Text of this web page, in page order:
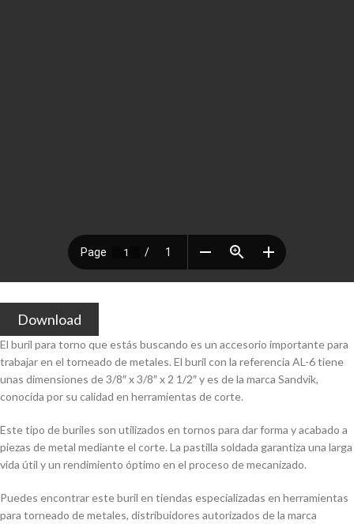
Download
El buril para torno que estás buscando es un accesorio importante para
trabajar en el torneado de metales. El buril con la referencia AL-6 tiene
unas dimensiones de 3/8″ x 3/8″ x 2 1/2″ y es de la marca Sandvik,
conocida por su calidad en herramientas de corte.
Este tipo de buriles son utilizados en tornos para dar forma y acabado a
piezas de metal mediante el corte. La pastilla soldada garantiza una larga
vida útil y un rendimiento óptimo en el proceso de mecanizado.
Puedes encontrar este buril en tiendas especializadas en herramientas
para torneado de metales, distribuidores autorizados de la marca